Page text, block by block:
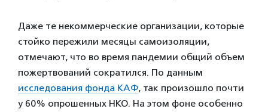
Даже те некоммерческие организации, которые
стойко пережили месяцы самоизоляции,
отмечают, что во время пандемии общий объем
пожертвований сократился. По данным
исследования фонда КАФ, так произошло почти
у 60% опрошенных НКО. На этом фоне особенно